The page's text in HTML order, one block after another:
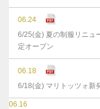
06.24
6/25(金) 夏の制服リニュ
定オープン
06.18
6/18(金) マリトッツォ新
06.16